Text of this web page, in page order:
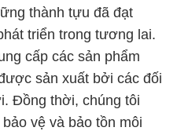
thành tựu đã đạt
triển trong tương lai.
cấp các sản phẩm
sản xuất bởi các đối
Đồng thời, chúng tôi
vệ và bảo tồn môi